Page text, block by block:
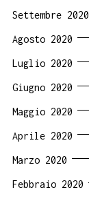
Settembre 2020
Agosto 2020
Luglio 2020
Giugno 2020
Maggio 2020
Aprile 2020
Marzo 2020
Febbraio 2020